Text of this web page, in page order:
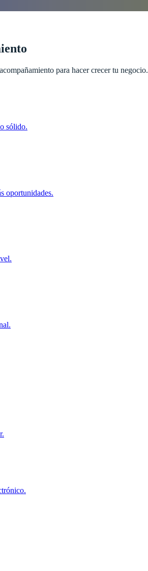
para hacer crecer tu negocio.
sólido.
oportunidades.